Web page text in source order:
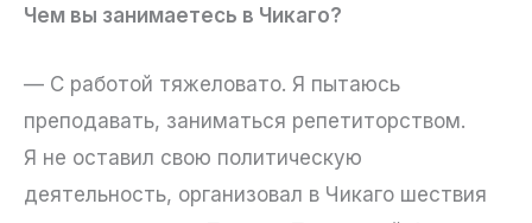
Чем вы занимаетесь в Чикаго?
— С работой тяжеловато. Я пытаюсь
преподавать, заниматься репетиторством.
Я не оставил свою политическую
деятельность, организовал в Чикаго шествия